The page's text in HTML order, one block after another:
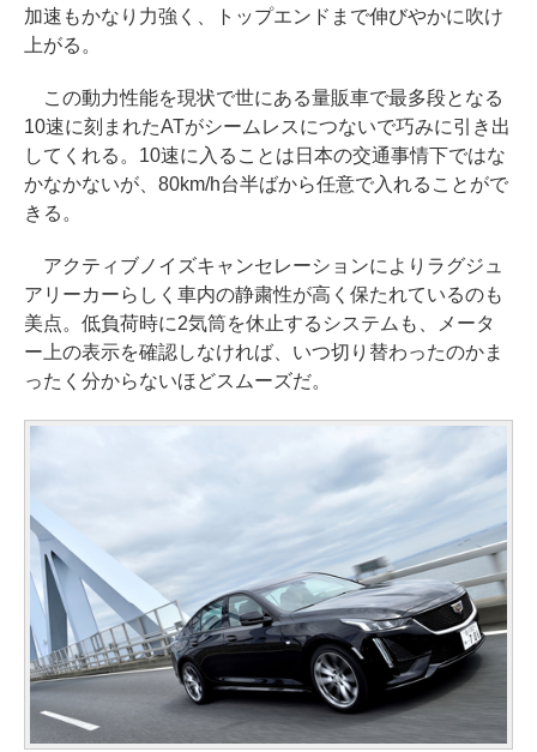
加速もかなり力強く、トップエンドまで伸びやかに吹け
上がる。
この動力性能を現状で世にある量販車で最多段となる
10速に刻まれたATがシームレスにつないで巧みに引き出
してくれる。10速に入ることは日本の交通事情下ではな
かなかないが、80km/h台半ばから任意で入れることがで
きる。
アクティブノイズキャンセレーションによりラグジュ
アリーカーらしく車内の静粛性が高く保たれているのも
美点。低負荷時に2気筒を休止するシステムも、メータ
ー上の表示を確認しなければ、いつ切り替わったのかま
ったく分からないほどスムーズだ。